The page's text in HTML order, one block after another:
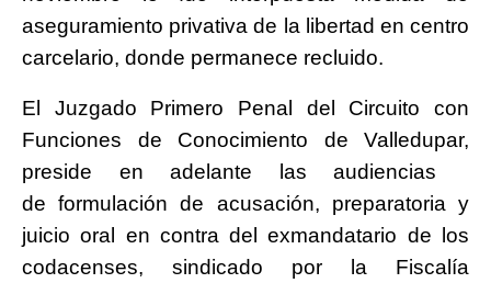
aseguramiento privativa de la libertad en centro
carcelario, donde permanece recluido.
El Juzgado Primero Penal del Circuito con
Funciones de Conocimiento de Valledupar,
preside en adelante las audiencias
de formulación de acusación, preparatoria y
juicio oral en contra del exmandatario de los
codacenses, sindicado por la Fiscalía